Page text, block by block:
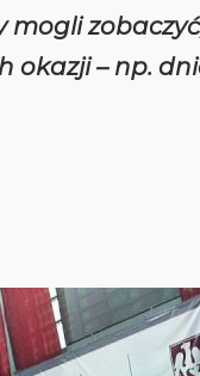
okazji – np.